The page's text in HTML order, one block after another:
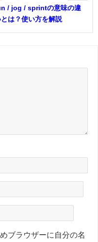
/ jog / sprintの意味の違
とは？使い方を解説
ブラウザーに自分の名